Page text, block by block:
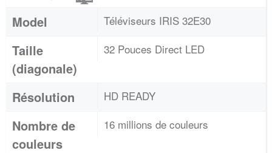
Model Téléviseurs IRIS 32E30
Taille
(diagonale)
32 Pouces Direct LED
Résolution HD READY
Nombre de
couleurs
16 millions de couleurs